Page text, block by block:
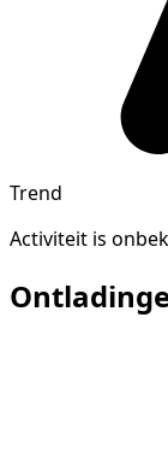
Trend
Activiteit is